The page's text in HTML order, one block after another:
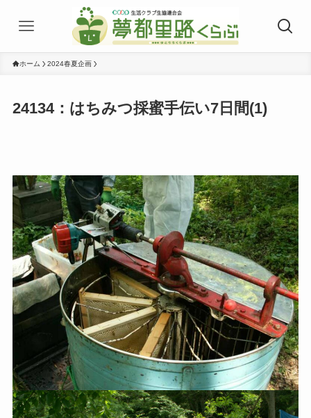
ホーム 2024春夏企画
24134：はちみつ採蜜手伝い7日間(1)